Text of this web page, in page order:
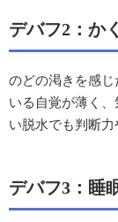
デバフ2：か
のどの渇きを感
いる自覚が薄く
い脱水でも判断
デバフ3：睡